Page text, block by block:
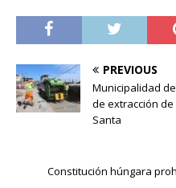
PREVIOUS
Municipalidad
de extracción
Santa
Constitución húngara